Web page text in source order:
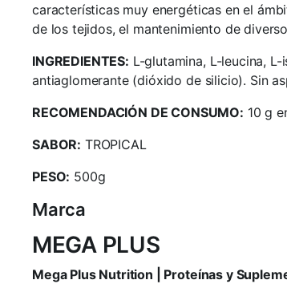
características muy energéticas en el
de los tejidos, el mantenimiento de
INGREDIENTES: L-glutamina, L-leucina,
antiaglomerante (dióxido de silicio). Sin
RECOMENDACIÓN DE CONSUMO: 10 g
SABOR: TROPICAL
PESO: 500g
Marca
MEGA PLUS
Mega Plus Nutrition | Proteínas y